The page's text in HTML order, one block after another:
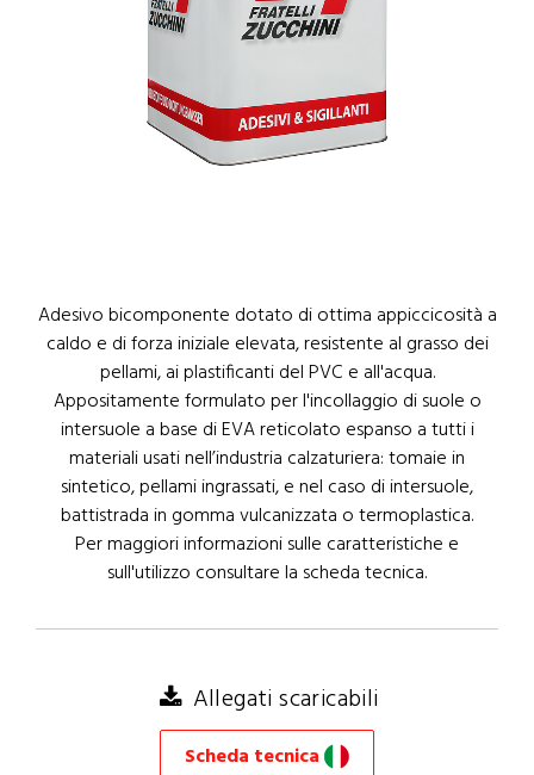
Adesivo bicomponente dotato di ottima appiccicosità a
caldo e di forza iniziale elevata, resistente al grasso dei
pellami, ai plastificanti del PVC e all'acqua.
Appositamente formulato per l'incollaggio di suole o
intersuole a base di EVA reticolato espanso a tutti i
materiali usati nell’industria calzaturiera: tomaie in
sintetico, pellami ingrassati, e nel caso di intersuole,
battistrada in gomma vulcanizzata o termoplastica.
Per maggiori informazioni sulle caratteristiche e
sull'utilizzo consultare la scheda tecnica.
Allegati scaricabili
Scheda tecnica